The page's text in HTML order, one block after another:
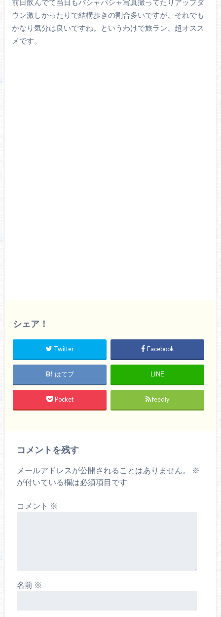
前日飲んでて当日もパシャパシャ写真撮ってたりアップダ
ウン激しかったりで結構歩きの割合多いですが、それでも
かなり気分は良いですね。というわけで旅ラン、超オスス
メです。
シェア！
Twitter Facebook
はてブ LINE
Pocket feedly
コメントを残す
メールアドレスが公開されることはありません。
※
が付いている欄は必須項目です
コメント ※
名前 ※